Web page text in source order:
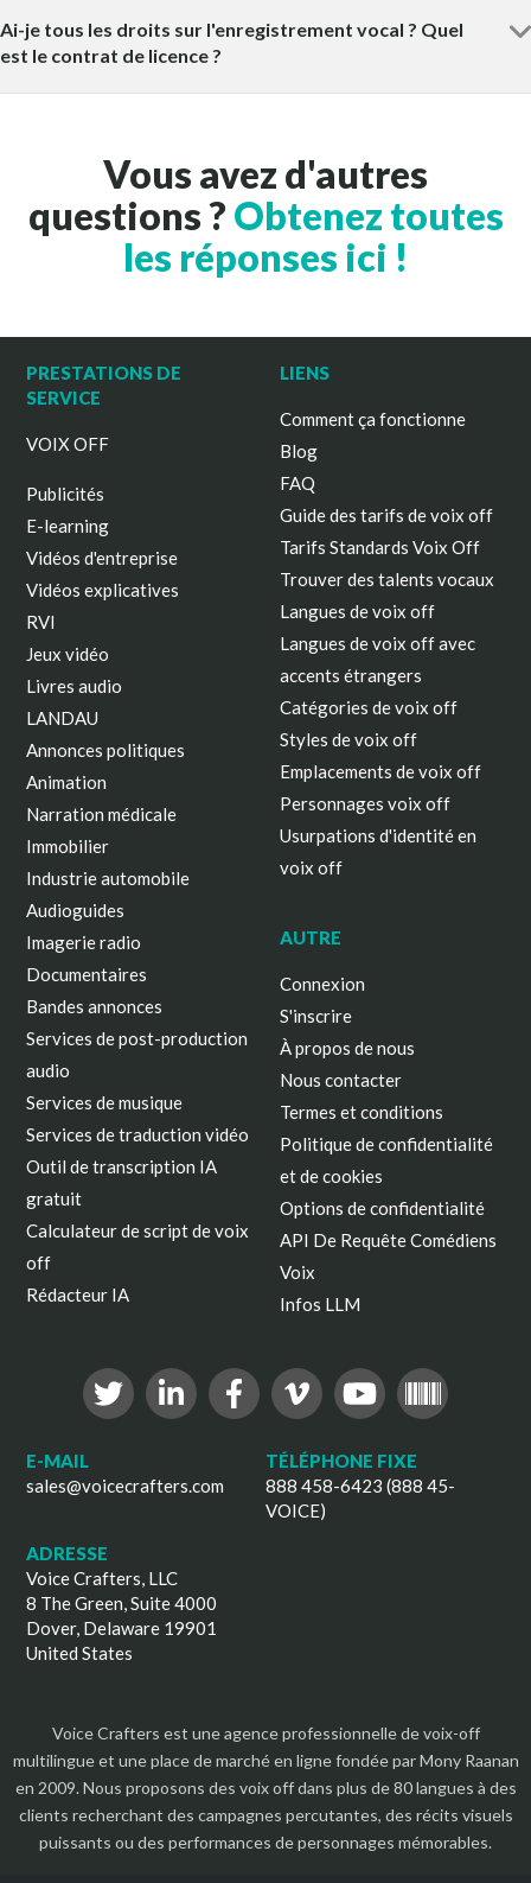
Ai-je tous les droits sur l'enregistrement vocal ? Quel
est le contrat de licence ?
Vous avez d'autres
questions ? Obtenez toutes
les réponses ici !
PRESTATIONS DE
SERVICE
VOIX OFF
Publicités
E-learning
Vidéos d'entreprise
Vidéos explicatives
RVI
Jeux vidéo
Livres audio
LANDAU
Annonces politiques
Animation
Narration médicale
Immobilier
Industrie automobile
Audioguides
Imagerie radio
Documentaires
Bandes annonces
Services de post-production
audio
Services de musique
Services de traduction vidéo
Outil de transcription IA
gratuit
Calculateur de script de voix
off
Rédacteur IA
LIENS
Comment ça fonctionne
Blog
FAQ
Guide des tarifs de voix off
Tarifs Standards Voix Off
Trouver des talents vocaux
Langues de voix off
Langues de voix off avec
accents étrangers
Catégories de voix off
Styles de voix off
Emplacements de voix off
Personnages voix off
Usurpations d'identité en
voix off
AUTRE
Connexion
S'inscrire
À propos de nous
Nous contacter
Termes et conditions
Politique de confidentialité
et de cookies
Options de confidentialité
API De Requête Comédiens
Voix
Infos LLM
E-MAIL
sales@voicecrafters.com
TÉLÉPHONE FIXE
888 458-6423 (888 45-
VOICE)
ADRESSE
Voice Crafters, LLC
8 The Green, Suite 4000
Dover, Delaware 19901
United States
Voice Crafters est une agence professionnelle de voix-off
multilingue et une place de marché en ligne fondée par Mony Raanan
en 2009. Nous proposons des voix off dans plus de 80 langues à des
clients recherchant des campagnes percutantes, des récits visuels
puissants ou des performances de personnages mémorables.